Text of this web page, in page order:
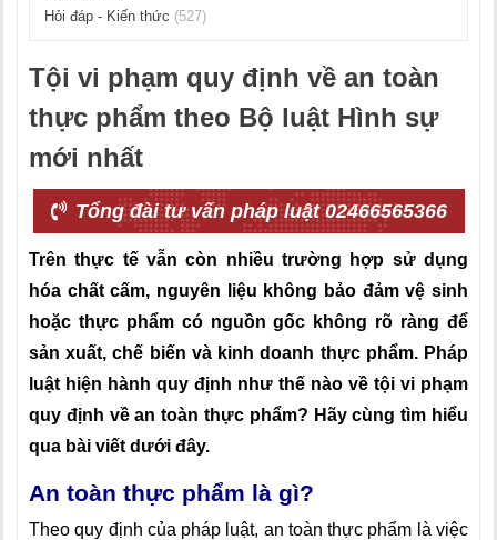
Hỏi đáp - Kiến thức (527)
Tội vi phạm quy định về an toàn
thực phẩm theo Bộ luật Hình sự
mới nhất
Tổng đài tư vấn pháp luật 02466565366
Trên thực tế vẫn còn nhiều trường hợp sử dụng
hóa chất cấm, nguyên liệu không bảo đảm vệ sinh
hoặc thực phẩm có nguồn gốc không rõ ràng để
sản xuất, chế biến và kinh doanh thực phẩm. Pháp
luật hiện hành quy định như thế nào về tội vi phạm
quy định về an toàn thực phẩm? Hãy cùng tìm hiểu
qua bài viết dưới đây.
An toàn thực phẩm là gì?
Theo quy định của pháp luật, an toàn thực phẩm là việc